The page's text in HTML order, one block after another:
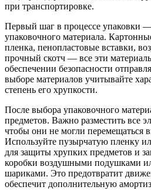
при транспортировке.
Первый шаг в процессе упаковки
упаковочного материала.
пленка, пенопластовые вставки,
прочный скотч — все эти
обеспечении безопасности
выборе материалов учитывайте
степень его хрупкости.
После выбора упаковочного
предметов. Важно разместить все
чтобы они не могли перемещаться
Используйте пузырчатую пленку
для защиты хрупких предметов и
коробки воздушными подушками
шариками. Это предотвратит
обеспечит дополнительную